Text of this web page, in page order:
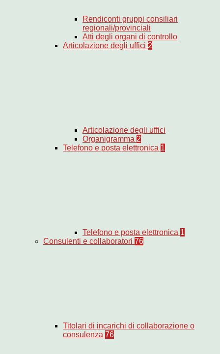
Rendiconti gruppi consiliari
regionali/provinciali
Atti degli organi di controllo
Articolazione degli uffici 2
Articolazione degli uffici
Organigramma 2
Telefono e posta elettronica 1
Telefono e posta elettronica 1
Consulenti e collaboratori 76
Titolari di incarichi di collaborazione o
consulenza 76